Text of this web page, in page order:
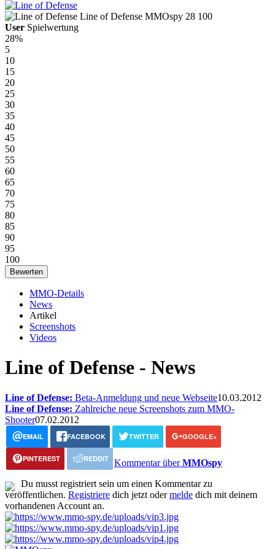
Line of Defense MMOspy 28 100
User Spielwertung
28%
5
10
15
20
25
30
35
40
45
50
55
60
65
70
75
80
85
90
95
100
MMO-Details
News
Artikel
Screenshots
Videos
Line of Defense - News
Line of Defense: Beta-Anmeldung und neue Webseite10.03.2012
Line of Defense: Zahlreiche neue Screenshots zum MMO-
Shooter07.02.2012
EMAIL FACEBOOK TWITTER GOOGLE+
PINTEREST REDDIT Kommentar überMMOspy
Du musst registriert sein um einen Kommentar zu
veröffentlichen. Registriere dich jetzt odermelde dich mit deinem
vorhandenen Account an.